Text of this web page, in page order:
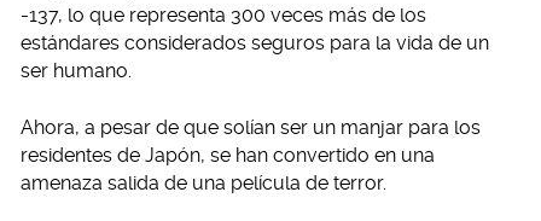
-137, lo que representa 300 veces más de los
estándares considerados seguros para la vida de un
ser humano.
Ahora, a pesar de que solían ser un manjar para los
residentes de Japón, se han convertido en una
amenaza salida de una película de terror.